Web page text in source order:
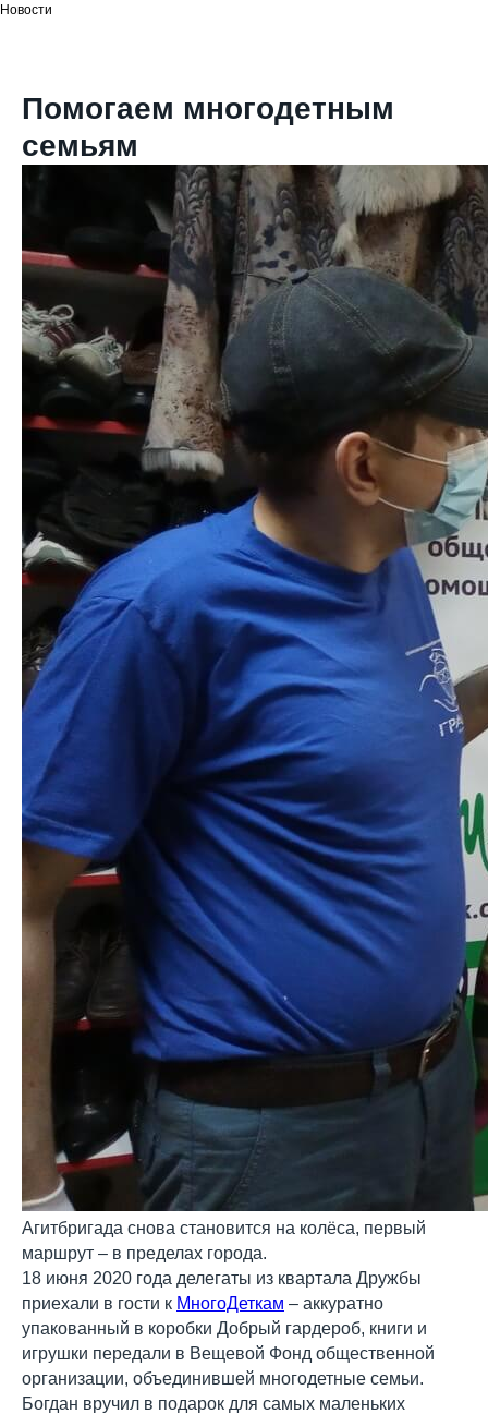
Новости
Помогаем многодетным
семьям
Агитбригада снова становится на колёса, первый
маршрут – в пределах города.
18 июня 2020 года делегаты из квартала Дружбы
приехали в гости к МногоДеткам – аккуратно
упакованный в коробки Добрый гардероб, книги и
игрушки передали в Вещевой Фонд общественной
организации, объединившей многодетные семьи.
Богдан вручил в подарок для самых маленьких